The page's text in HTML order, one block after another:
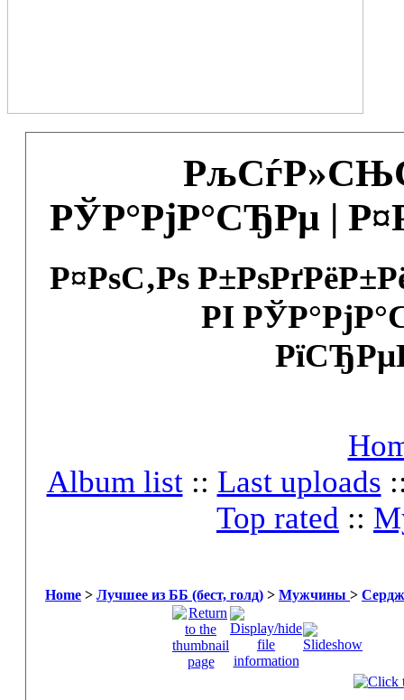
РЎР°РјР°СЂРµ |
Р¤РѕС‚Рѕ
РІ
Album list:: Last uploads
Top rated ::
Home > Лучшее из ББ (бест, голд) > Мужчины >